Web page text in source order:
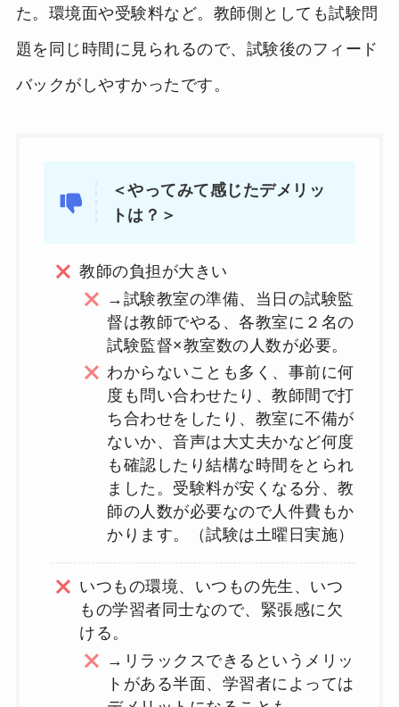
た。環境面や受験料など。教師側としても試験問
題を同じ時間に見られるので、試験後のフィード
バックがしやすかったです。
＜やってみて感じたデメリッ
トは？＞
教師の負担が大きい
→試験教室の準備、当日の試験監
督は教師でやる、各教室に２名の
試験監督×教室数の人数が必要。
わからないことも多く、事前に何
度も問い合わせたり、教師間で打
ち合わせをしたり、教室に不備が
ないか、音声は大丈夫かなど何度
も確認したり結構な時間をとられ
ました。受験料が安くなる分、教
師の人数が必要なので人件費もか
かります。（試験は土曜日実施）
いつもの環境、いつもの先生、いつ
もの学習者同士なので、緊張感に欠
ける。
→リラックスできるというメリッ
トがある半面、学習者によっては